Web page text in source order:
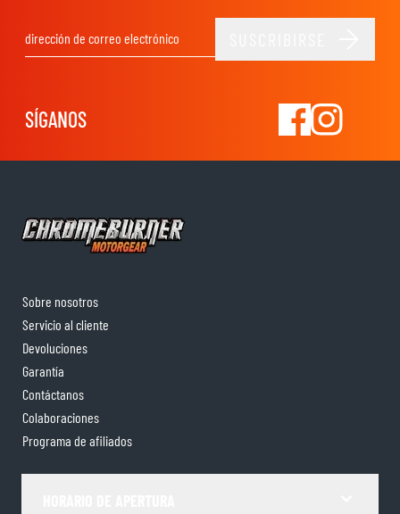
SÍGANOS
Sobre nosotros
Servicio al cliente
Devoluciones
Garantía
Contáctanos
Colaboraciones
Programa de afiliados